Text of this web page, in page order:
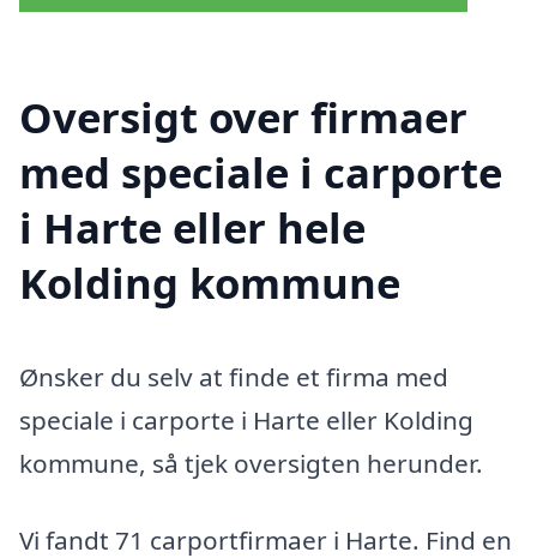
Oversigt over firmaer
med speciale i carporte
i Harte eller hele
Kolding kommune
Ønsker du selv at finde et firma med
speciale i carporte i Harte eller Kolding
kommune, så tjek oversigten herunder.
Vi fandt 71 carportfirmaer i Harte. Find en